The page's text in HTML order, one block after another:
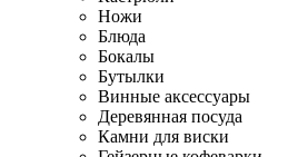
Ножи
Блюда
Бокалы
Бутылки
Винные аксессуары
Деревянная посуда
Камни для виски